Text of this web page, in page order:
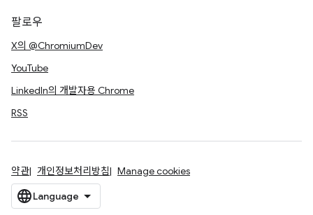
팔로우
X의 @ChromiumDev
YouTube
LinkedIn의 개발자용 Chrome
RSS
약관 개인정보처리방침 Manage cookies